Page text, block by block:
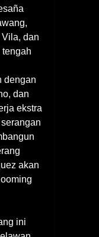
dan
dengan
dan
ekstra
akan
ini